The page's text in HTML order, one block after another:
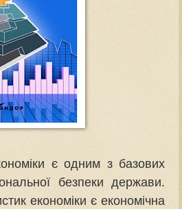
є одним з базових
безпеки держави.
економіки є економічна